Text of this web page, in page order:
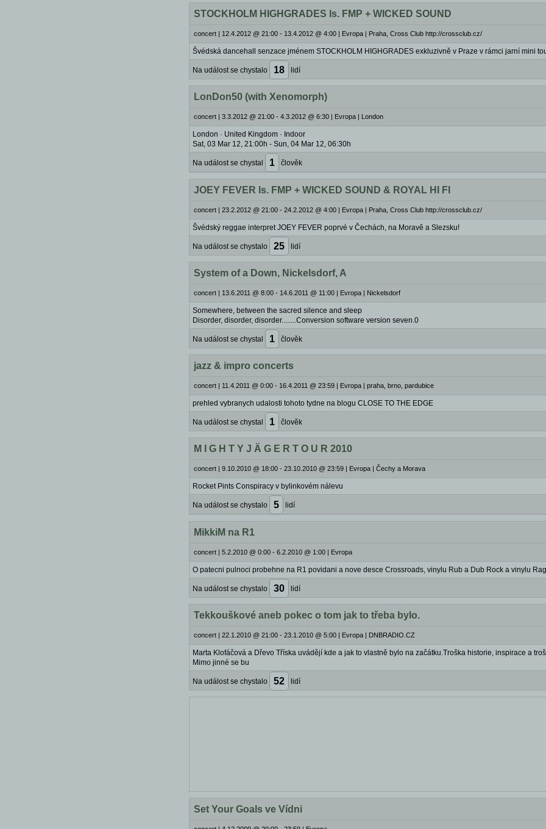
STOCKHOLM HIGHGRADES ls. FMP + WICKED SOUND
concert | 12.4.2012 @ 21:00 - 13.4.2012 @ 4:00 | Evropa | Praha, Cross Club http://crossclub.cz/
Švédská dancehall senzace jménem STOCKHOLM HIGHGRADES exkluzivně v Praze v rámci jarní mini
Na událost se chystalo 18 lidí
LonDon50 (with Xenomorph)
concert | 3.3.2012 @ 21:00 - 4.3.2012 @ 6:30 | Evropa | London
London · United Kingdom · Indoor
Sat, 03 Mar 12, 21:00h - Sun, 04 Mar 12, 06:30h
Na událost se chystal 1 člověk
JOEY FEVER ls. FMP + WICKED SOUND & ROYAL HI FI
concert | 23.2.2012 @ 21:00 - 24.2.2012 @ 4:00 | Evropa | Praha, Cross Club http://crossclub.cz/
Švédský reggae interpret JOEY FEVER poprvé v Čechách, na Moravě a Slezsku!
Na událost se chystalo 25 lidí
System of a Down, Nickelsdorf, A
concert | 13.6.2011 @ 8:00 - 14.6.2011 @ 11:00 | Evropa | Nickelsdorf
Somewhere, between the sacred silence and sleep
Disorder, disorder, disorder........Conversion software version seven.0
Na událost se chystal 1 člověk
jazz & impro concerts
concert | 11.4.2011 @ 0:00 - 16.4.2011 @ 23:59 | Evropa | praha, brno, pardubice
prehled vybranych udalosti tohoto tydne na blogu CLOSE TO THE EDGE
Na událost se chystal 1 člověk
M I G H T Y J Ä G E R T O U R 2010
concert | 9.10.2010 @ 18:00 - 23.10.2010 @ 23:59 | Evropa | Čechy a Morava
Rocket Pints Conspiracy v bylinkovém nálevu
Na událost se chystalo 5 lidí
MikkiM na R1
concert | 5.2.2010 @ 0:00 - 6.2.2010 @ 1:00 | Evropa
O patecni pulnoci probehne na R1 povidani a nove desce Crossroads, vinylu Rub a Dub Rock a vinylu
Na událost se chystalo 30 lidí
Tekkouškové aneb pokec o tom jak to třeba bylo.
concert | 22.1.2010 @ 21:00 - 23.1.2010 @ 5:00 | Evropa | DNBRADIO.CZ
Marta Klofáčová a Dřevo Tříska uvádějí kde a jak to vlastně bylo na začátku.Troška historie, inspirace a
Mimo jinné se bu
Na událost se chystalo 52 lidí
Set Your Goals ve Vídni